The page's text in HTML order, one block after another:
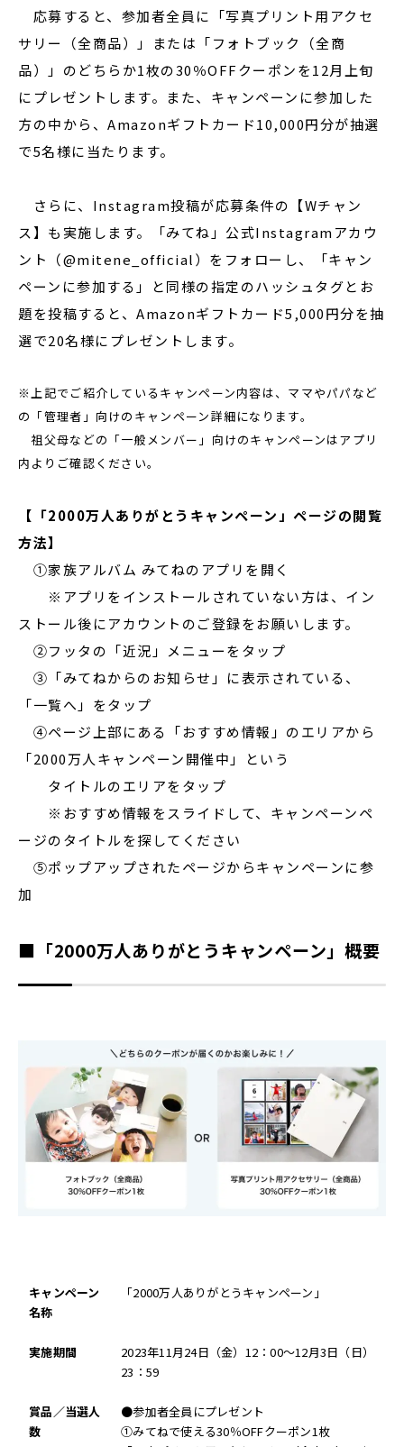
応募すると、参加者全員に「写真プリント用アクセ
サリー（全商品）」または「フォトブック（全商
品）」のどちらか1枚の30％OFFクーポンを12月上旬
にプレゼントします。また、キャンペーンに参加した
方の中から、Amazonギフトカード10,000円分が抽選
で5名様に当たります。
さらに、Instagram投稿が応募条件の【Wチャン
ス】も実施します。「みてね」公式Instagramアカウ
ント（@mitene_official）をフォローし、「キャン
ペーンに参加する」と同様の指定のハッシュタグとお
題を投稿すると、Amazonギフトカード5,000円分を抽
選で20名様にプレゼントします。
※上記でご紹介しているキャンペーン内容は、ママやパパなど
の「管理者」向けのキャンペーン詳細になります。
祖父母などの「一般メンバー」向けのキャンペーンはアプリ
内よりご確認ください。
【「2000万人ありがとうキャンペーン」ページの閲覧
方法】
①家族アルバム みてねのアプリを開く
※アプリをインストールされていない方は、イン
ストール後にアカウントのご登録をお願いします。
②フッタの「近況」メニューをタップ
③「みてねからのお知らせ」に表示されている、
「一覧へ」をタップ
④ページ上部にある「おすすめ情報」のエリアから
「2000万人キャンペーン開催中」という
タイトルのエリアをタップ
※おすすめ情報をスライドして、キャンペーンペ
ージのタイトルを探してください
⑤ポップアップされたページからキャンペーンに参
加
■「2000万人ありがとうキャンペーン」概要
キャンペーン
名称
「2000万人ありがとうキャンペーン」
実施期間
2023年11月24日（金）12：00～12月3日（日）
23：59
賞品／当選人
数
●参加者全員にプレゼント
①みてねで使える30％OFFクーポン1枚